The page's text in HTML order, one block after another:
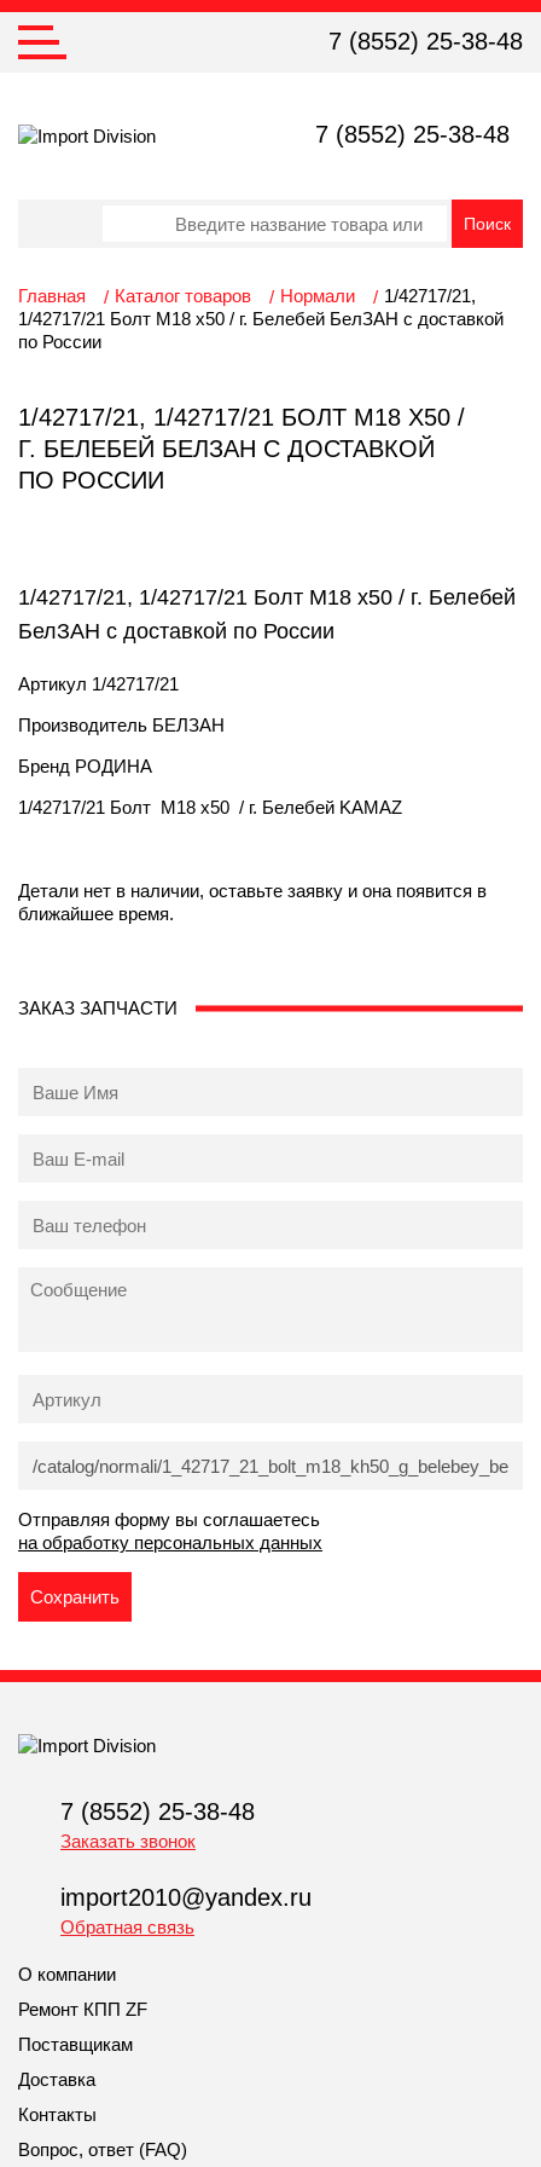
7 (8552) 25-38-48
7 (8552) 25-38-48
Главная Каталог товаров Нормали
1/42717/21,
1/42717/21 Болт М18 х50 / г. Белебей БелЗАН с доставкой
по России
1/42717/21, 1/42717/21 БОЛТ М18 Х50 /
Г. БЕЛЕБЕЙ БЕЛЗАН С ДОСТАВКОЙ
ПО РОССИИ
1/42717/21, 1/42717/21 Болт М18 х50 / г. Белебей
БелЗАН с доставкой по России
Артикул 1/42717/21
Производитель БЕЛЗАН
Бренд РОДИНА
1/42717/21 Болт М18 х50 / г. Белебей KAMAZ
Детали нет в наличии, оставьте заявку и она появится в
ближайшее время.
ЗАКАЗ ЗАПЧАСТИ
Отправляя форму вы соглашаетесь
на обработку персональных данных
7 (8552) 25-38-48
Заказать звонок
import2010@yandex.ru
Обратная связь
О компании
Ремонт КПП ZF
Поставщикам
Доставка
Контакты
Вопрос, ответ (FAQ)